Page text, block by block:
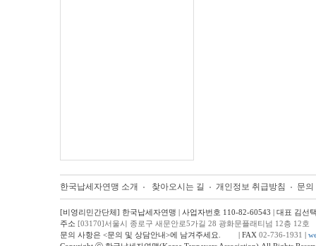
한국납세자연맹 소개 찾아오시는 길 개인정보 취급방침 문
[비영리민간단체] 한국납세자연맹 | 사업자번호 110-82-60543 | 대표 김선
주소 [03170]서울시 종로구 새문안로5가길 28 광화문플래티넘 12층 12호
문의 사항은 <문의 및 상담안내>에 남겨주세요.
| FAX 02-736-1931 |